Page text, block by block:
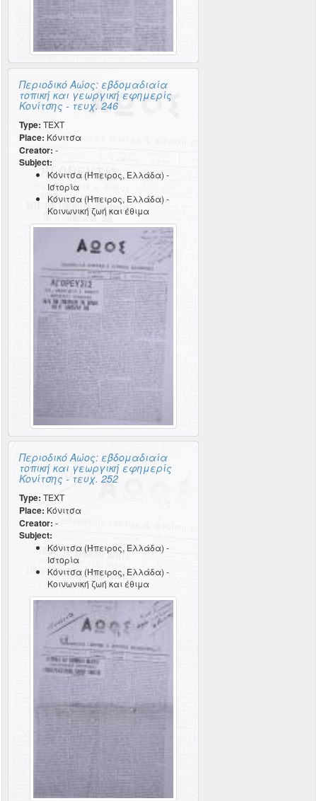
Περιοδικό Αώος: εβδομαδιαία
τοπική και γεωργική εφημερίς
Κονίτσης - τευχ. 246
Type: TEXT
Place: Κόνιτσα
Creator: -
Subject:
Κόνιτσα (Ήπειρος, Ελλάδα) -
Ιστορία
Κόνιτσα (Ήπειρος, Ελλάδα) -
Κοινωνική ζωή και έθιμα
Περιοδικό Αώος: εβδομαδιαία
τοπική και γεωργική εφημερίς
Κονίτσης - τευχ. 252
Type: TEXT
Place: Κόνιτσα
Creator: -
Subject:
Κόνιτσα (Ήπειρος, Ελλάδα) -
Ιστορία
Κόνιτσα (Ήπειρος, Ελλάδα) -
Κοινωνική ζωή και έθιμα